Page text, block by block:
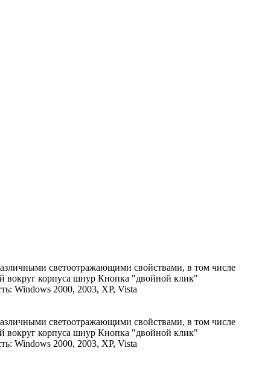
светоотражающими свойствами, в том числе
вокруг корпуса шнур Кнопка "двойной клик"
Windows 2000, 2003, XP, Vista
светоотражающими свойствами, в том числе
вокруг корпуса шнур Кнопка "двойной клик"
Windows 2000, 2003, XP, Vista